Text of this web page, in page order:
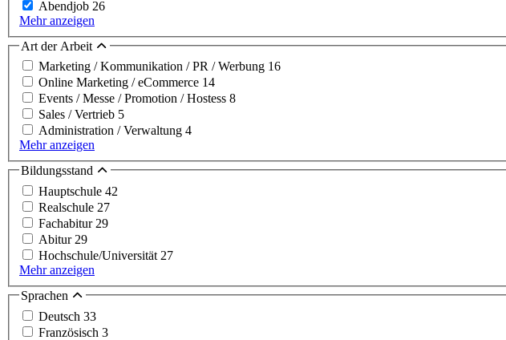
Abendjob 26
Mehr anzeigen
Art der Arbeit
Marketing / Kommunikation / PR / Werbung 16
Online Marketing / eCommerce 14
Events / Messe / Promotion / Hostess 8
Sales / Vertrieb 5
Administration / Verwaltung 4
Mehr anzeigen
Bildungsstand
Hauptschule 42
Realschule 27
Fachabitur 29
Abitur 29
Hochschule/Universität 27
Mehr anzeigen
Sprachen
Deutsch 33
Französisch 3